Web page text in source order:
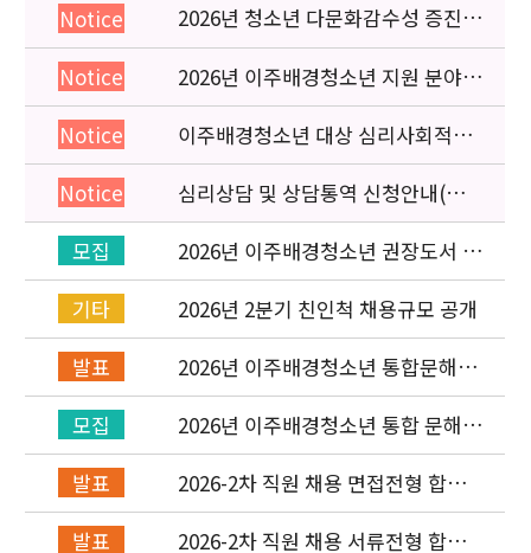
Notice
2026년 청소년 다문화감수성 증진
프로그램 「다가감」신청기관 안내
Notice
2026년 이주배경청소년 지원 분야
종사자 역량강화 교육 일정 안내
Notice
이주배경청소년 대상 심리사회적응
검사 연수동영상 개편 안내
Notice
심리상담 및 상담통역 신청안내(의뢰
서첨부)
모집
2026년 이주배경청소년 권장도서 목
록 구성을 위한 청소년 참여 이벤트
안내
기타
2026년 2분기 친인척 채용규모 공개
발표
2026년 이주배경청소년 통합문해력
교육지원사업 수행기관 선정 결과 발
표
모집
2026년 이주배경청소년 통합 문해력
교육지원 사업 위탁기관 신청 공고
발표
2026-2차 직원 채용 면접전형 합격
자 발표 및 적격심사 안내
발표
2026-2차 직원 채용 서류전형 합격